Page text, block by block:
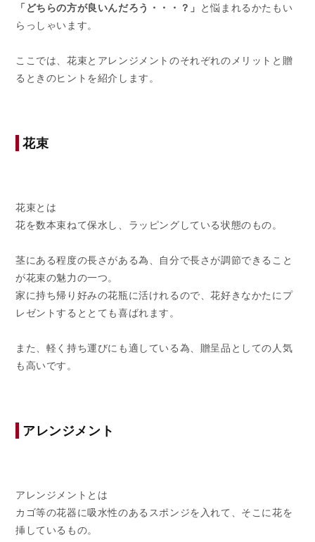
「どちらの方が良いんだろう・・・？」 と悩まれるかたもい
らっしゃいます。
ここでは、花束とアレンジメントのそれぞれのメリットと贈
るときのヒントを紹介します。
花束
花束とは
花を数本束ねて保水し、 ラッピングしている状態のもの。
茎にある程度の長さがある為、自分で長さが調節できること
が花束の魅力の一つ。
家に持ち帰り好みの花瓶に活けれるので、花好きなかたにプ
レゼントするととても喜ばれます。
また、軽く持ち運びにも適している為、贈呈品としての人気
も高いです。
アレンジメント
アレンジメントとは
カゴ等の花器に吸水性のあるスポンジを入れて、そこに花を
挿しているもの。